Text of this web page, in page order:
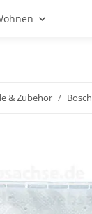
& Zubehör